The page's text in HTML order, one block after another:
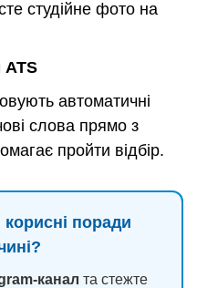
студійне фото на
ATS
автоматичні
слова прямо з
пройти відбір.
поради
канал та стежте